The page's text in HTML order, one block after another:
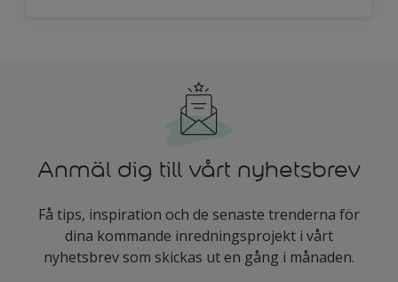
Anmäl dig till vårt nyhetsbrev
Få tips, inspiration och de senaste trenderna för
dina kommande inredningsprojekt i vårt
nyhetsbrev som skickas ut en gång i månaden.